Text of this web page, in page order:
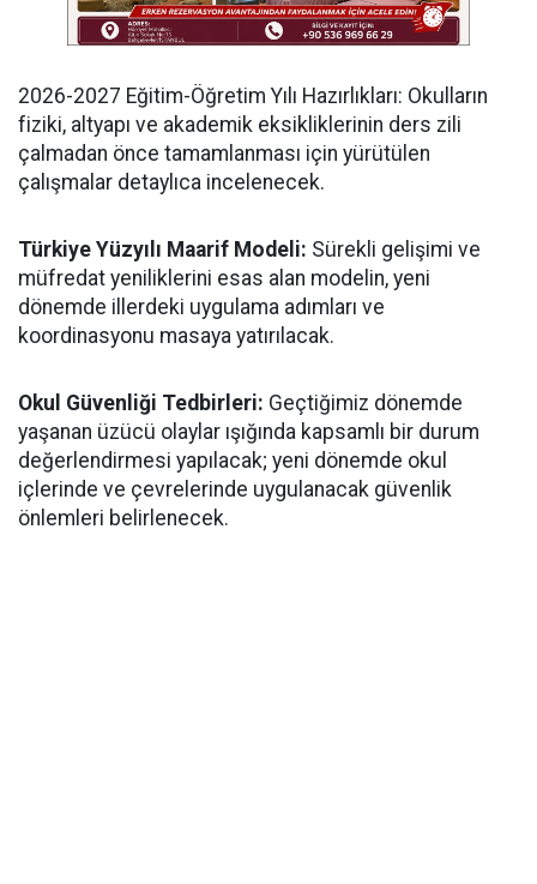
​2026-2027 Eğitim-Öğretim Yılı Hazırlıkları: Okulların
fiziki, altyapı ve akademik eksikliklerinin ders zili
çalmadan önce tamamlanması için yürütülen
çalışmalar detaylıca incelenecek.
Türkiye Yüzyılı Maarif Modeli: Sürekli gelişimi ve
müfredat yeniliklerini esas alan modelin, yeni
dönemde illerdeki uygulama adımları ve
koordinasyonu masaya yatırılacak.
​Okul Güvenliği Tedbirleri: Geçtiğimiz dönemde
yaşanan üzücü olaylar ışığında kapsamlı bir durum
değerlendirmesi yapılacak; yeni dönemde okul
içlerinde ve çevrelerinde uygulanacak güvenlik
önlemleri belirlenecek.